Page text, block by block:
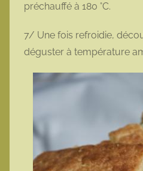
préchauffé à 180 °C.
7/ Une fois refroidie,
déguster à température